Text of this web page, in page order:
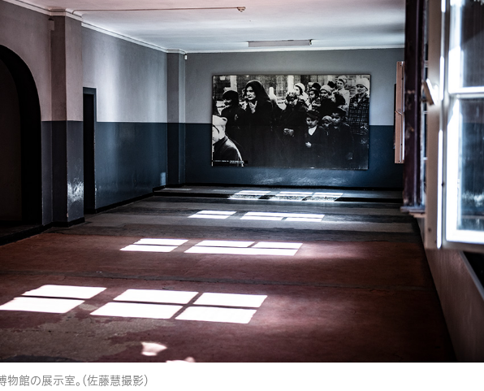
物館の展示室。（佐藤慧撮影）